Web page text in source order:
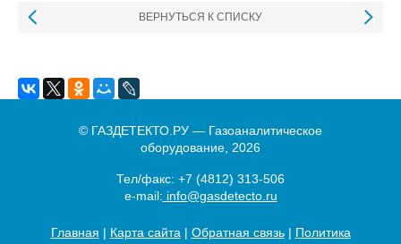
ВЕРНУТЬСЯ К СПИСКУ
© ГАЗДЕТЕКТО.РУ — Газоаналитическое
оборудование, 2026
Тел/факс: +7 (4812) 313-506
e-mail: info@gasdetecto.ru
Главная | Карта сайта | Обратная связь| Политика